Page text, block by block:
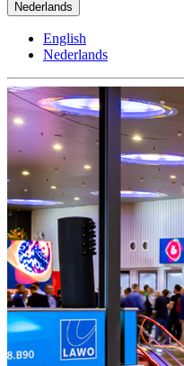
Nederlands
English
Nederlands